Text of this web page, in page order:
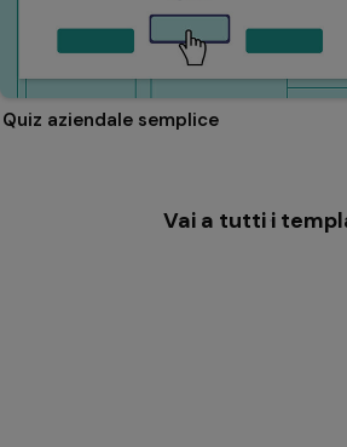
Quiz aziendale semplice
Vai a tutti i